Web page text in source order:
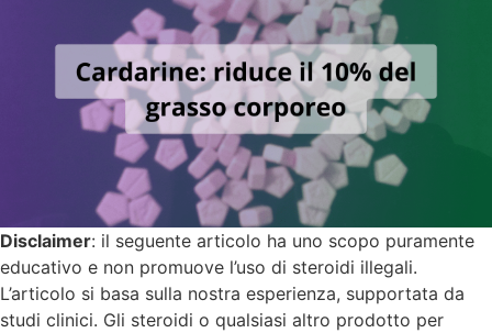
Disclaimer: il seguente articolo ha uno scopo puramente
educativo e non promuove l’uso di steroidi illegali.
L’articolo si basa sulla nostra esperienza, supportata da
studi clinici. Gli steroidi o qualsiasi altro prodotto per